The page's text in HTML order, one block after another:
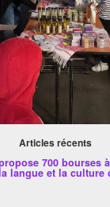
Articles récents
700 bourses
langue et la culture